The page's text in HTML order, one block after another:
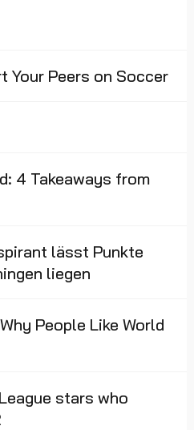
Your Peers on Soccer
4 Takeaways from
lässt Punkte
liegen
People Like World
stars who